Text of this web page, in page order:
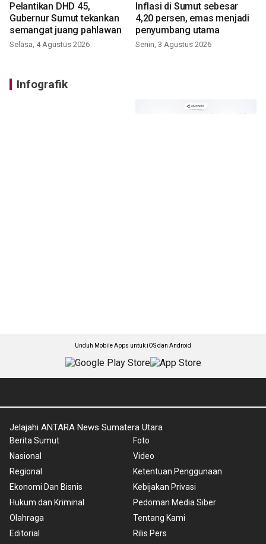
Pelantikan DHD 45,
Gubernur Sumut tekankan
semangat juang pahlawan
Selasa, 4 Agustus 2026
Inflasi di Sumut sebesar
4,20 persen, emas menjadi
penyumbang utama
Senin, 3 Agustus 2026
Infografik
Unduh Mobile Apps untuk iOS dan Android
Jelajahi ANTARA News Sumatera Utara
Berita Sumut
Nasional
Regional
Ekonomi Dan Bisnis
Hukum dan Kriminal
Olahraga
Editorial
Foto
Video
Ketentuan Penggunaan
Kebijakan Privasi
Pedoman Media Siber
Tentang Kami
Rilis Pers